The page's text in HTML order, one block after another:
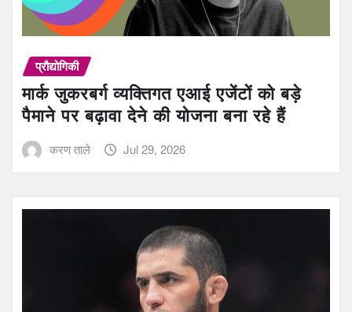
प्रौद्योगिकी
मार्क जुकरबर्ग व्यक्तिगत एआई एजेंटों को बड़े
पैमाने पर बढ़ावा देने की योजना बना रहे हैं
करण ताले Jul 29, 2026